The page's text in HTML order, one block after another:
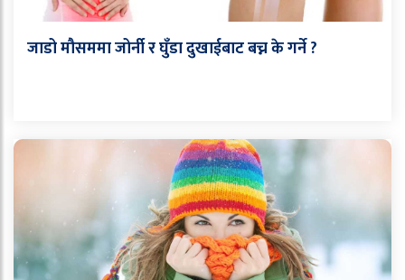
जाडो मौसममा जोर्नी र घुँडा दुखाईबाट बच्न के गर्ने ?